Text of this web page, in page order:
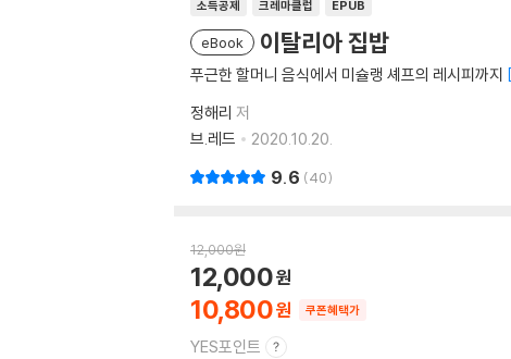
소득공제 크레마클럽 EPUB
eBook 이탈리아 집밥
푸근한 할머니 음식에서 미슐랭 셰프의 레시피까지
정해리 저
브.레드
2020.10.20.
9.6 40
12,000원
10,800
12,000
쿠폰혜택가
YES포인트